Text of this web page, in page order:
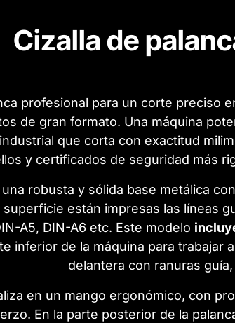
Cizalla de
profesional para un corte preciso
de gran formato. Una máquina
que corta con exactitud
y certificados de seguridad más
robusta y sólida base metálica
están impresas las líneas
A5, DIN-A6 etc. Este modelo
inferior de la máquina para
delantera con ranuras
en un mango ergonómico, con
En la parte posterior de la